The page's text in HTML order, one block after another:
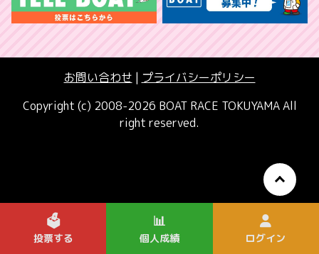
お問い合わせ | プライバシーポリシー
Copyright (c) 2008-2026 BOAT RACE TOKUYAMA All
right reserved.
🗳️
投票する
📊
個人成績 ログイン